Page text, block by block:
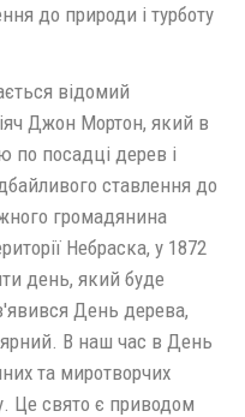
до природи і турботу
відомий
Джон Мортон, який в
по посадці дерев і
ставлення до
громадянина
Небраска, у 1872
день, який буде
День дерева,
В наш час в День
та миротворчих
Це свято є приводом